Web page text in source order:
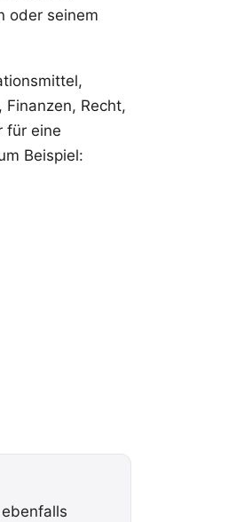
oder seinem
Recht,
für eine
Beispiel: